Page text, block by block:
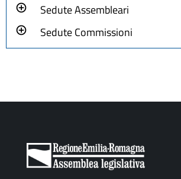
Sedute Assembleari
Sedute Commissioni